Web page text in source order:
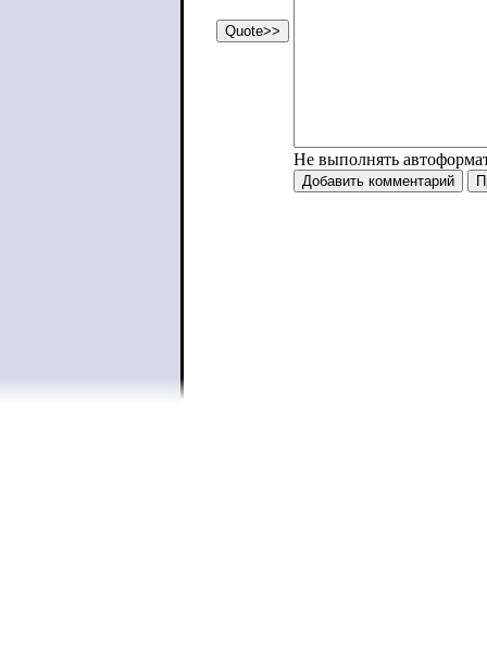
Не выполнять